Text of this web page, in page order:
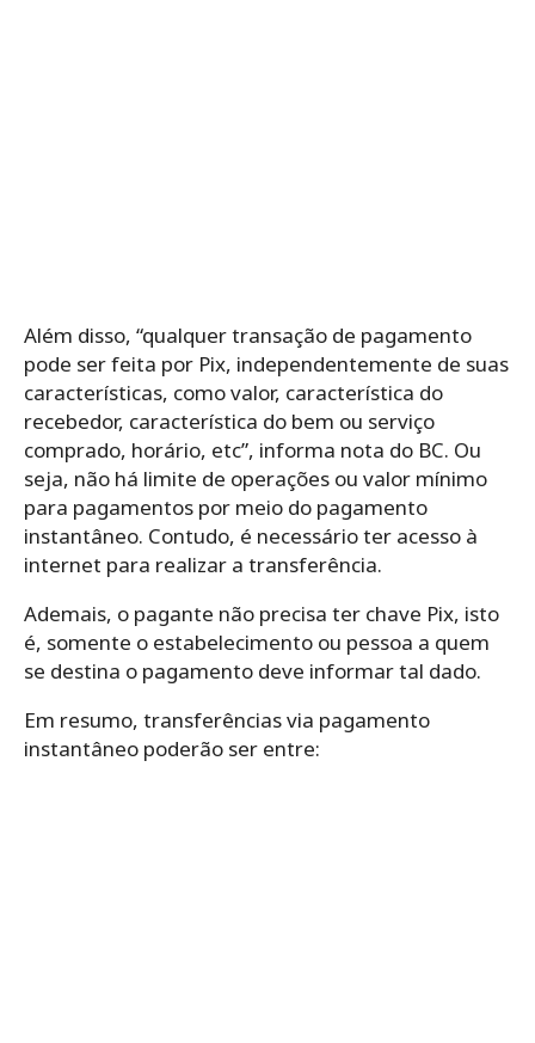
Além disso, “qualquer transação de pagamento
pode ser feita por Pix, independentemente de suas
características, como valor, característica do
recebedor, característica do bem ou serviço
comprado, horário, etc”, informa nota do BC. Ou
seja, não há limite de operações ou valor mínimo
para pagamentos por meio do pagamento
instantâneo. Contudo, é necessário ter acesso à
internet para realizar a transferência.
Ademais, o pagante não precisa ter chave Pix, isto
é, somente o estabelecimento ou pessoa a quem
se destina o pagamento deve informar tal dado.
Em resumo, transferências via pagamento
instantâneo poderão ser entre: